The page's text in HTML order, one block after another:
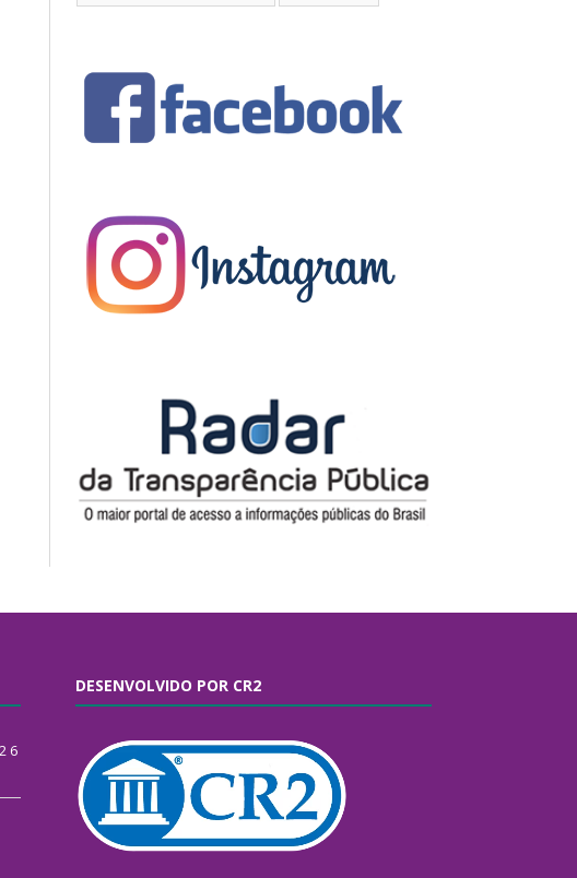
6
DESENVOLVIDO POR CR2